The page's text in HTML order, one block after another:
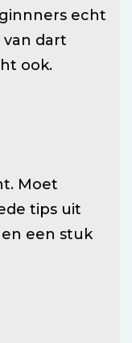
echt
dart
ook.
Moet
tips uit
een stuk